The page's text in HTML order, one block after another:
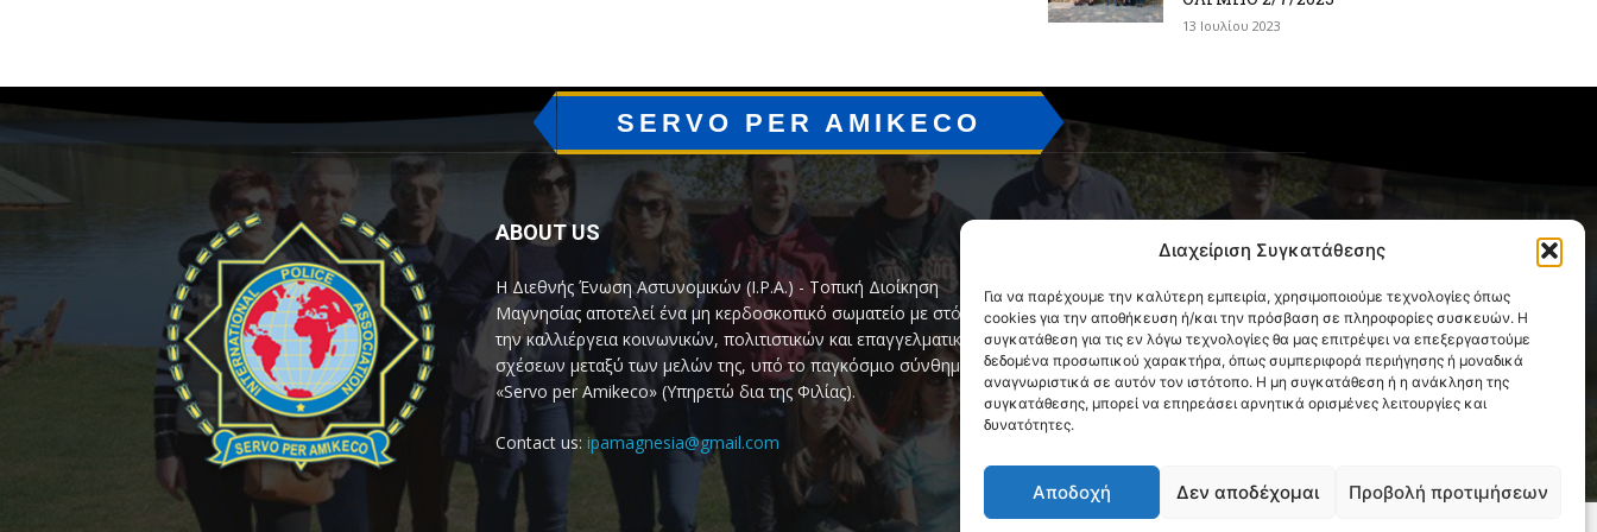
Διαχείριση Συγκατάθεσης
Για να παρέχουμε την καλύτερη εμπειρία, χρησιμοποιούμε τεχνολογίες όπως
cookies για την αποθήκευση ή/και την πρόσβαση σε πληροφορίες συσκευών. Η
συγκατάθεση για τις εν λόγω τεχνολογίες θα μας επιτρέψει να επεξεργαστούμε
δεδομένα προσωπικού χαρακτήρα, όπως συμπεριφορά περιήγησης ή μοναδικά
αναγνωριστικά σε αυτόν τον ιστότοπο. Η μη συγκατάθεση ή η ανάκληση της
συγκατάθεσης, μπορεί να επηρεάσει αρνητικά ορισμένες λειτουργίες και
δυνατότητες.
Αποδοχή Δεν αποδέχομαι Προβολή προτιμήσεων
13 Ιουλίου 2023
SERVO PER AMIKECO
ABOUT US
Η Διεθνής Ένωση Αστυνομικών (I.P.A.) - Τοπική Διοίκηση
Μαγνησίας αποτελεί ένα μη κερδοσκοπικό σωματείο με στόχο
την καλλιέργεια κοινωνικών, πολιτιστικών και επαγγελματικών
σχέσεων μεταξύ των μελών της, υπό το παγκόσμιο σύνθημα
«Servo per Amikeco» (Υπηρετώ δια της Φιλίας).
Contact us: ipamagnesia@gmail.com